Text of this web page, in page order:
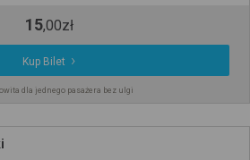
15,00zł
Kup Bilet
dla jednego pasażera bez ulgi